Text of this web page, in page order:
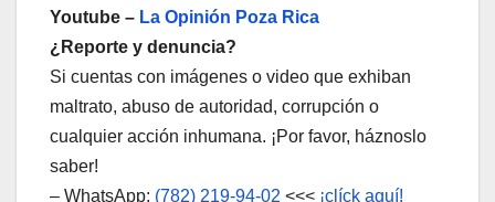
Youtube – La Opinión Poza Rica
¿Reporte y denuncia?
Si cuentas con imágenes o video que exhiban
maltrato, abuso de autoridad, corrupción o
cualquier acción inhumana. ¡Por favor, háznoslo
saber!
– WhatsApp: (782) 219-94-02 <<< ¡clíck aquí!